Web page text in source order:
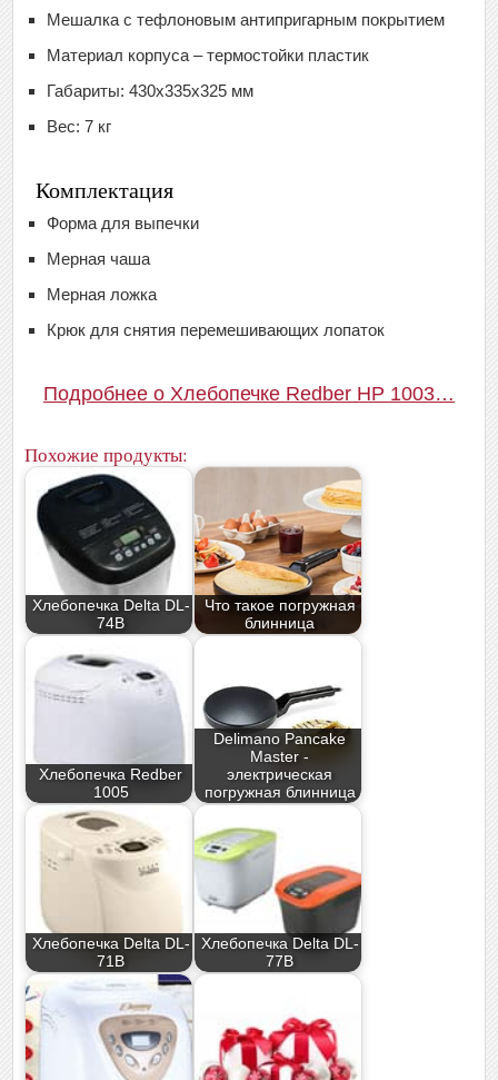
Мешалка с тефлоновым антипригарным покрытием
Материал корпуса – термостойки пластик
Габариты: 430x335x325 мм
Вес: 7 кг
Комплектация
Форма для выпечки
Мерная чаша
Мерная ложка
Крюк для снятия перемешивающих лопаток
Подробнее о Хлебопечке Redber HP 1003…
Похожие продукты:
Хлебопечка Delta DL-
74B
Что такое погружная
блинница
Хлебопечка Redber
1005
Delimano Pancake
Master -
электрическая
погружная блинница
Хлебопечка Delta DL-
71B
Хлебопечка Delta DL-
77B